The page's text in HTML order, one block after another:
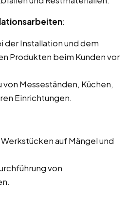
:
der Installation und dem
Produkten beim Kunden vor
Messeständen, Küchen,
Einrichtungen.
auf Mängel und
von